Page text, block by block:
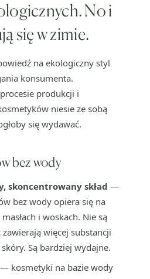
No i
się w zimie.
na ekologiczny styl
konsumenta.
produkcji i
niesie ze sobą
się wydawać.
bez wody
skoncentrowany skład —
bez wody opiera się na
i woskach. Nie są
więcej substancji
Są bardziej wydajne.
— kosmetyki na bazie wody